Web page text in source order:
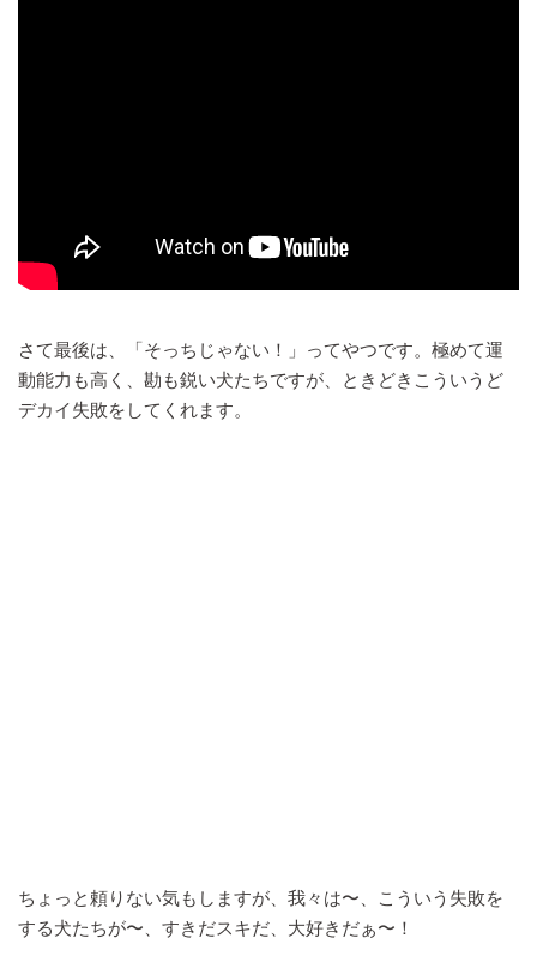
さて最後は、「そっちじゃない！」ってやつです。極めて運
動能力も高く、勘も鋭い犬たちですが、ときどきこういうど
デカイ失敗をしてくれます。
ちょっと頼りない気もしますが、我々は〜、こういう失敗を
する犬たちが〜、すきだスキだ、大好きだぁ〜！